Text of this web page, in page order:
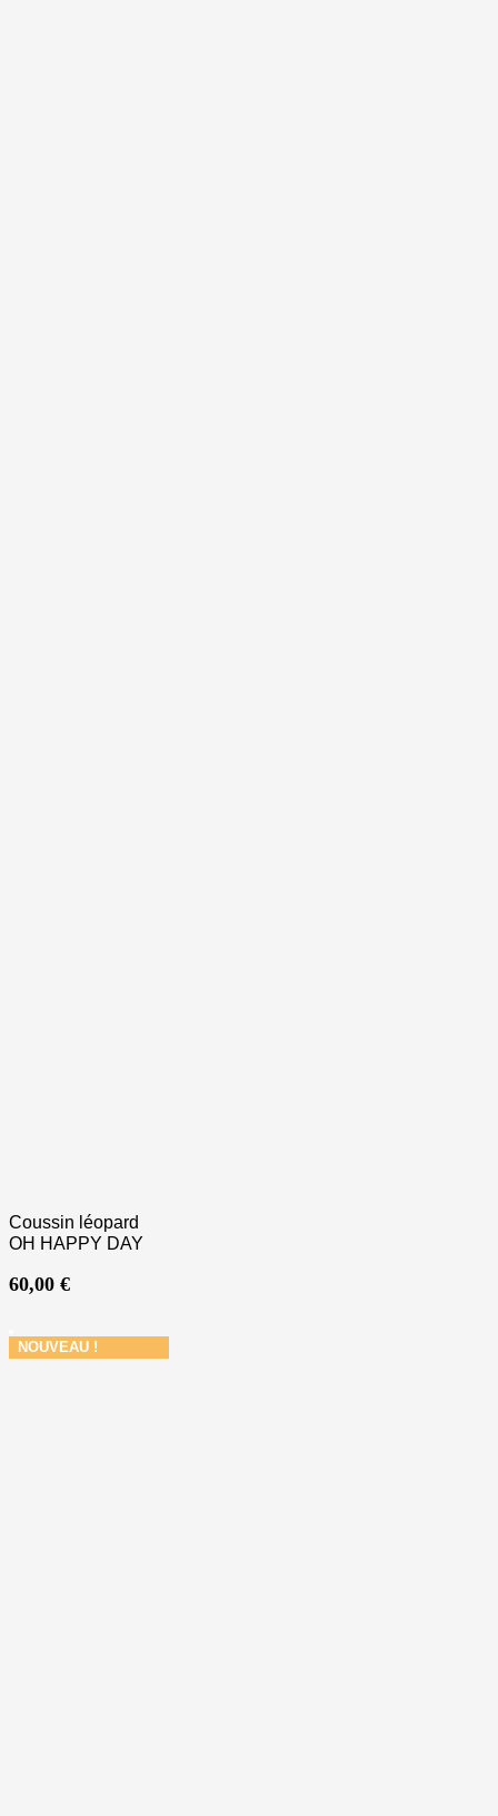
Coussin léopard
OH HAPPY DAY
60,00 €
NOUVEAU !